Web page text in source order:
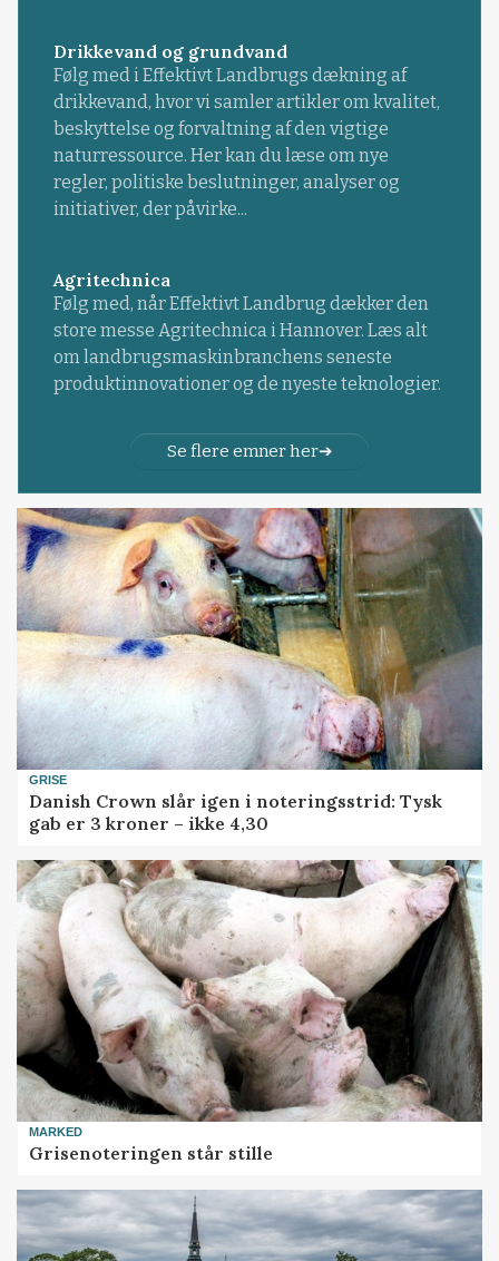
Drikkevand og grundvand
Følg med i Effektivt Landbrugs dækning af
drikkevand, hvor vi samler artikler om kvalitet,
beskyttelse og forvaltning af den vigtige
naturressource. Her kan du læse om nye
regler, politiske beslutninger, analyser og
initiativer, der påvirke...
Agritechnica
Følg med, når Effektivt Landbrug dækker den
store messe Agritechnica i Hannover. Læs alt
om landbrugsmaskinbranchens seneste
produktinnovationer og de nyeste teknologier.
Se flere emner her
GRISE
Danish Crown slår igen i noteringsstrid: Tysk
gab er 3 kroner – ikke 4,30
MARKED
Grisenoteringen står stille